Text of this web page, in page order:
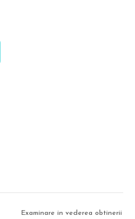
Examinare in vederea obtinerii